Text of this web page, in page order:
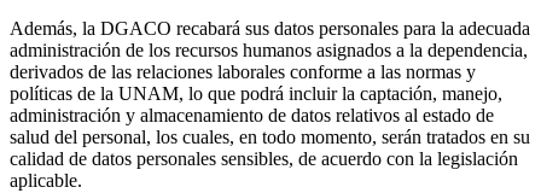
Además, la DGACO recabará sus datos personales para la adecuada
administración de los recursos humanos asignados a la dependencia,
derivados de las relaciones laborales conforme a las normas y
políticas de la UNAM, lo que podrá incluir la captación, manejo,
administración y almacenamiento de datos relativos al estado de
salud del personal, los cuales, en todo momento, serán tratados en su
calidad de datos personales sensibles, de acuerdo con la legislación
aplicable.